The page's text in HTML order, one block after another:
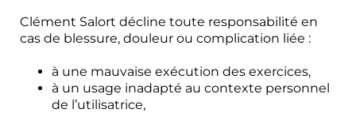
Clément Salort décline toute responsabilité en
cas de blessure, douleur ou complication liée :
à une mauvaise exécution des exercices,
à un usage inadapté au contexte personnel
de l’utilisatrice,